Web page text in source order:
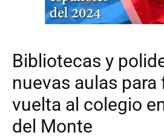
Bibliotecas y
nuevas aulas para
vuelta al colegio
del Monte